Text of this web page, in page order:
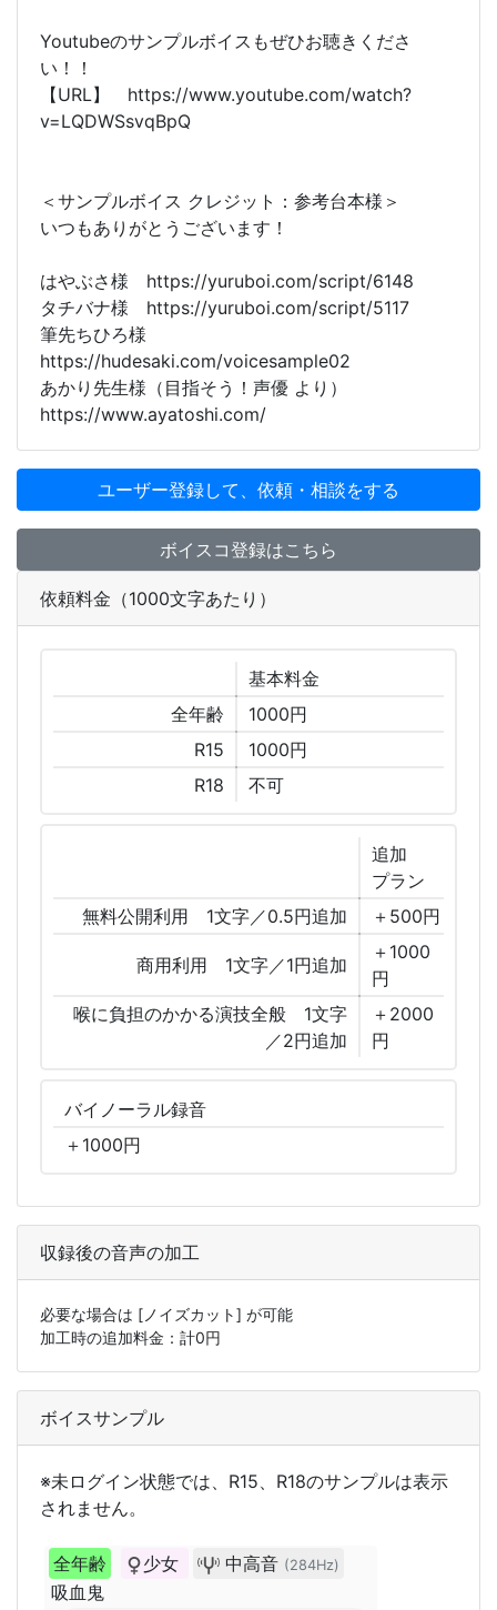
Youtubeのサンプルボイスもぜひお聴きくださ
い！！
【URL】 https://www.youtube.com/watch?
v=LQDWSsvqBpQ
＜サンプルボイス クレジット：参考台本様＞
いつもありがとうございます！
はやぶさ様 https://yuruboi.com/script/6148
タチバナ様 https://yuruboi.com/script/5117
筆先ちひろ様
https://hudesaki.com/voicesample02
あかり先生様（目指そう！声優 より）
https://www.ayatoshi.com/
ユーザー登録して、依頼・相談をする
ボイスコ登録はこちら
依頼料金（1000文字あたり）
基本料金
全年齢
1000円
R15
1000円
R18
不可
追加
プラン
無料公開利用 1文字／0.5円追加
＋500円
商用利用 1文字／1円追加
＋1000
円
喉に負担のかかる演技全般 1文字
／2円追加
＋2000
円
バイノーラル録音
＋ 1000円
収録後の音声の加工
必要な場合は [ノイズカット] が可能
加工時の追加料金：計0円
ボイスサンプル
※未ログイン状態では、R15、R18のサンプルは表示
されません。
全年齢 少女 中高音 (284Hz)
吸血鬼